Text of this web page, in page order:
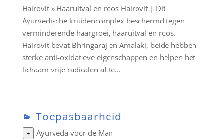
Hairovit » Haaruitval en roos Hairovit | Dit
Ayurvedische kruidencomplex beschermd tegen
verminderende haargroei, haaruitval en roos.
Hairovit bevat Bhringaraj en Amalaki, beide hebben
sterke anti-oxidatieve eigenschappen en helpen het
lichaam vrije radicalen af te...
Toepasbaarheid
+ Ayurveda voor de Man